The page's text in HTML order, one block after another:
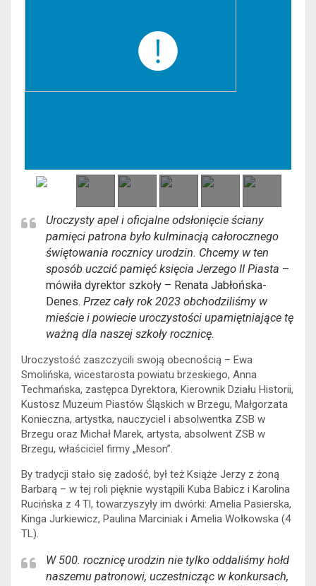
Uroczysty apel i oficjalne odsłonięcie ściany
pamięci patrona było kulminacją całorocznego
świętowania rocznicy urodzin. Chcemy w ten
sposób uczcić pamięć księcia Jerzego II Piasta –
mówiła dyrektor szkoły – Renata Jabłońska-
Denes. Przez cały rok 2023 obchodziliśmy w
mieście i powiecie uroczystości upamiętniające tę
ważną dla naszej szkoły rocznicę.
Uroczystość zaszczycili swoją obecnością – Ewa
Smolińska, wicestarosta powiatu brzeskiego, Anna
Techmańska, zastępca Dyrektora, Kierownik Działu Historii,
Kustosz Muzeum Piastów Śląskich w Brzegu, Małgorzata
Konieczna, artystka, nauczyciel i absolwentka ZSB w
Brzegu oraz Michał Marek, artysta, absolwent ZSB w
Brzegu, właściciel firmy „Meson”.
By tradycji stało się zadość, był też Książe Jerzy z żoną
Barbarą – w tej roli pięknie wystąpili Kuba Babicz i Karolina
Rucińska z 4 Tl, towarzyszyły im dwórki: Amelia Pasierska,
Kinga Jurkiewicz, Paulina Marciniak i Amelia Wołkowska (4
TL).
W 500. rocznicę urodzin nie tylko oddaliśmy hołd
naszemu patronowi, uczestnicząc w konkursach,